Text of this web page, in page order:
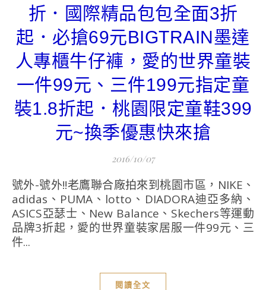
折．國際精品包包全面3折
起．必搶69元BIGTRAIN墨達
人專櫃牛仔褲，愛的世界童裝
一件99元、三件199元指定童
裝1.8折起．桃園限定童鞋399
元~換季優惠快來搶
2016/10/07
號外-號外!!老鷹聯合廠拍來到桃園市區，NIKE、
adidas、PUMA、lotto、DIADORA迪亞多納、
ASICS亞瑟士、New Balance、Skechers等運動
品牌3折起，愛的世界童裝家居服一件99元、三
件...
閱讀全文